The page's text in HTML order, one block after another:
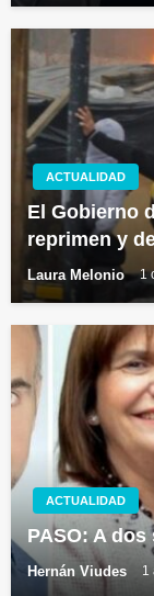
ACTUALIDAD
El Gobierno
reprimen y
Laura Melonio 1
ACTUALIDAD
PASO: A
Hernán Viudes 1